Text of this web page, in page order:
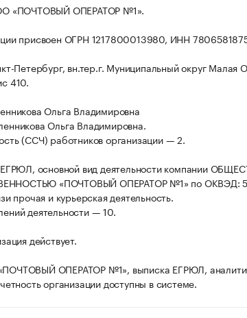
«ПОЧТОВЫЙ ОПЕРАТОР №1».
присвоен ОГРН 1217800013980, ИНН
Петербург, вн.тер.г. Муниципальный округ Малая
410.
Ольга Владимировна
Ольга Владимировна.
(ССЧ) работников организации — 2.
основной вид деятельности компании
«ПОЧТОВЫЙ ОПЕРАТОР №1» по ОКВЭД:
прочая и курьерская деятельность.
деятельности — 10.
действует.
ОПЕРАТОР №1», выписка ЕГРЮЛ,
организации доступны в системе.